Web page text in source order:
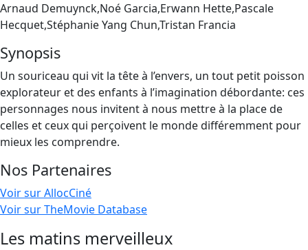
Arnaud Demuynck,Noé Garcia,Erwann Hette,Pascale
Hecquet,Stéphanie Yang Chun,Tristan Francia
Synopsis
Un souriceau qui vit la tête à l’envers, un tout petit poisson
explorateur et des enfants à l’imagination débordante: ces
personnages nous invitent à nous mettre à la place de
celles et ceux qui perçoivent le monde différemment pour
mieux les comprendre.
Nos Partenaires
Voir sur AllocCiné
Voir sur TheMovie Database
Les matins merveilleux